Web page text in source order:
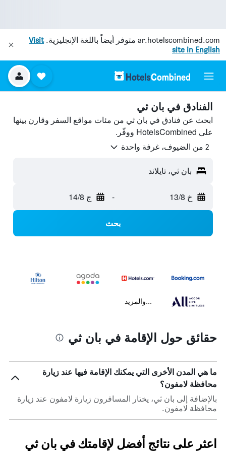
ar.hotelscombined.com متوفر أيضاً باللغة الإنجليزية.Visit
site in English
الفنادق في بان ثي
ابحث عن فنادق في بان ثي من مئات مواقع السفر وقارن بينها
على HotelsCombined ووفّر.
2 من الضيوف، غرفة واحدة
بان ثي، تايلاند
خ 13/8 - ج 14/8
بحث
...والمزيد
حقائق حول الإقامة في بان ثي
ما هي المدن الأخرى التي يمكنك الإقامة فيها عند زيارة
محافظة لامفون؟
بالإضافة إلى بان ثي، يختار المسافرون زيارة لامفون عند زيارة
محافظة لامفون.
اعثر على نتائج أفضل لإقامتك في بان ثي